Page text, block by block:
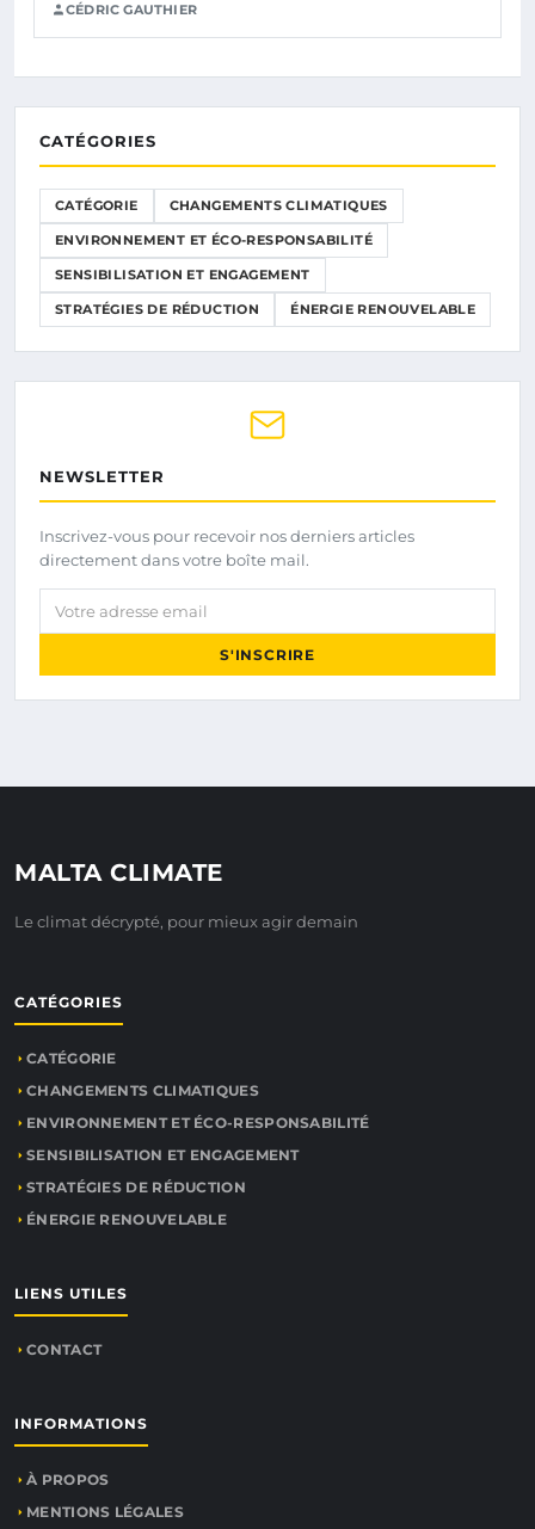
CÉDRIC GAUTHIER
CATÉGORIES
CATÉGORIE CHANGEMENTS CLIMATIQUES
ENVIRONNEMENT ET ÉCO-RESPONSABILITÉ
SENSIBILISATION ET ENGAGEMENT
STRATÉGIES DE RÉDUCTION ÉNERGIE RENOUVELABLE
NEWSLETTER
Inscrivez-vous pour recevoir nos derniers articles
directement dans votre boîte mail.
Votre adresse email
S'INSCRIRE
MALTA CLIMATE
Le climat décrypté, pour mieux agir demain
CATÉGORIES
CATÉGORIE
CHANGEMENTS CLIMATIQUES
ENVIRONNEMENT ET ÉCO-RESPONSABILITÉ
SENSIBILISATION ET ENGAGEMENT
STRATÉGIES DE RÉDUCTION
ÉNERGIE RENOUVELABLE
LIENS UTILES
CONTACT
INFORMATIONS
À PROPOS
MENTIONS LÉGALES